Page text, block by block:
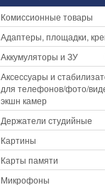
Комиссионные товары
Адаптеры, площадки,
Аккумуляторы и ЗУ
Аксессуары и
для телефонов/фото/
экшн камер
Держатели студийные
Картины
Карты памяти
Микрофоны